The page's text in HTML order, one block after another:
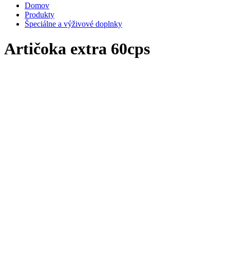
Domov
Produkty
Špeciálne a výživové doplnky
Artičoka extra 60cps